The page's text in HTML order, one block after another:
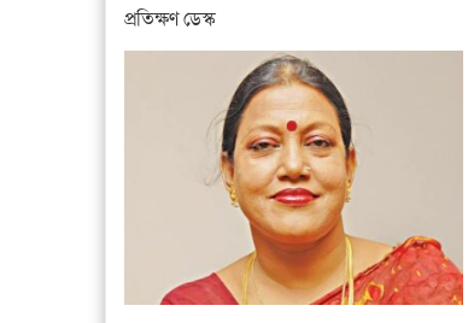
প্রতিক্ষণ ডেস্ক